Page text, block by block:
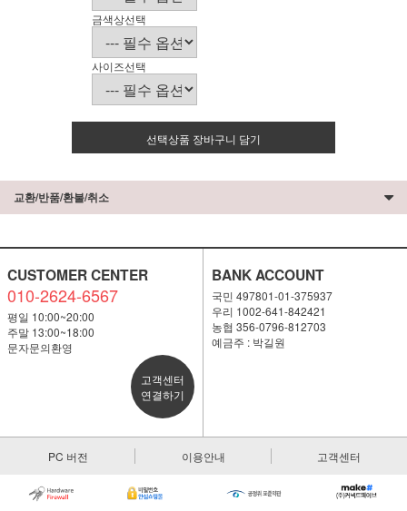
금색상선택
사이즈선택
선택상품 장바구니 담기
교환/반품/환불/취소
CUSTOMER CENTER
010-2624-6567
평일 10:00~20:00
주말 13:00~18:00
문자문의환영
고객센터
연결하기
BANK ACCOUNT
국민 497801-01-375937
우리 1002-641-842421
농협 356-0796-812703
예금주 : 박길원
PC 버전 이용안내 고객센터